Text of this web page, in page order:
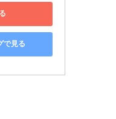
で見る